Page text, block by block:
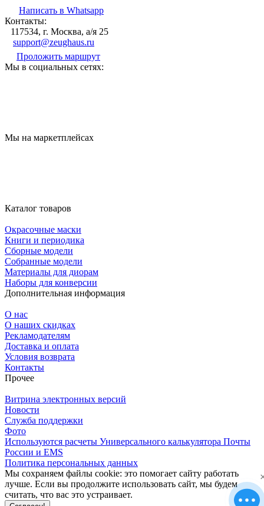
Написать в Whatsapp
Контакты:
117534, г. Москва, а/я 25
support@zeughaus.ru
Проложить маршрут
Мы в социальных сетях:
Мы на маркетплейсах
Каталог товаров
Окрасочные маски
Книги и периодика
Сборные модели
Собранные модели
Материалы для диорам
Наборы для конверсии
Дополнительная информация
О нас
О наших скидках
Рекламодателям
Доставка и оплата
Условия возврата
Контакты
Прочее
Витрина электронных версий
Новости
Служба поддержки
Фото
Используются расчеты Универсального калькулятора Почты
России и EMS
Политика персональных данных
Мы сохраняем файлы cookie: это помогает сайту работать
лучше. Если вы продолжите использовать сайт, мы будем
считать, что вас это устраивает.